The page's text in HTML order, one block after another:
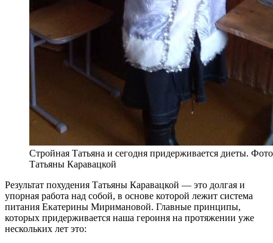
Стройная Татьяна и сегодня придерживается диеты.
Татьяны Каравацкой
Результат похудения Татьяны Каравацкой — это долгая и
упорная работа над собой, в основе которой лежит система
питания Екатерины Миримановой. Главные принципы,
которых придерживается наша героиня на протяжении уже
нескольких лет это: